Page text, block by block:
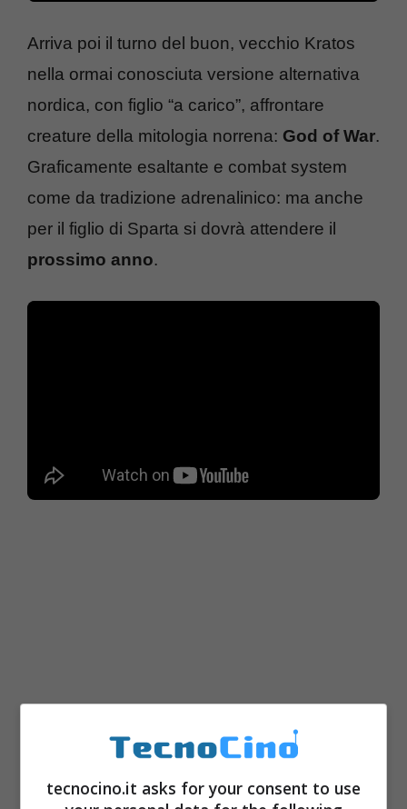
Arriva poi il turno del buon, vecchio Kratos
nella ormai conosciuta versione alternativa
nordica, con figlio “a carico”, affrontare
creature della mitologia norrena: God of War.
Graficamente esaltante e combat system
come da tradizione adrenalinico: ma anche
per il figlio di Sparta si dovrà attendere il
prossimo anno.
Avete amato la forte deriva narrativo-
tecnocino.it asks for your consent to use